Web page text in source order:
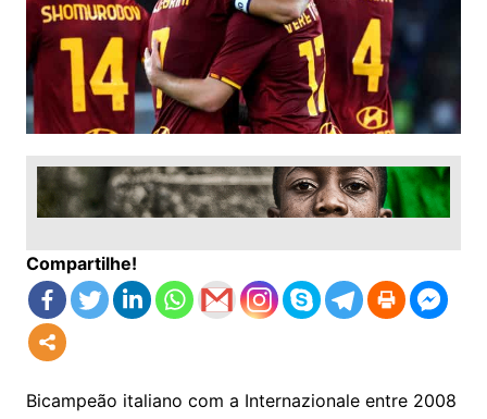
Compartilhe!
Bicampeão italiano com a Internazionale entre 2008